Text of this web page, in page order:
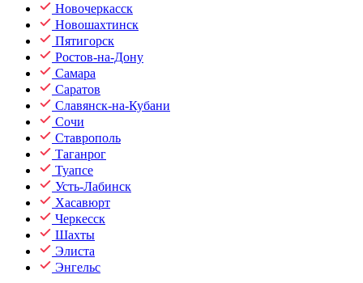
Новочеркасск
Новошахтинск
Пятигорск
Ростов-на-Дону
Самара
Саратов
Славянск-на-Кубани
Сочи
Ставрополь
Таганрог
Туапсе
Усть-Лабинск
Хасавюрт
Черкесск
Шахты
Элиста
Энгельс